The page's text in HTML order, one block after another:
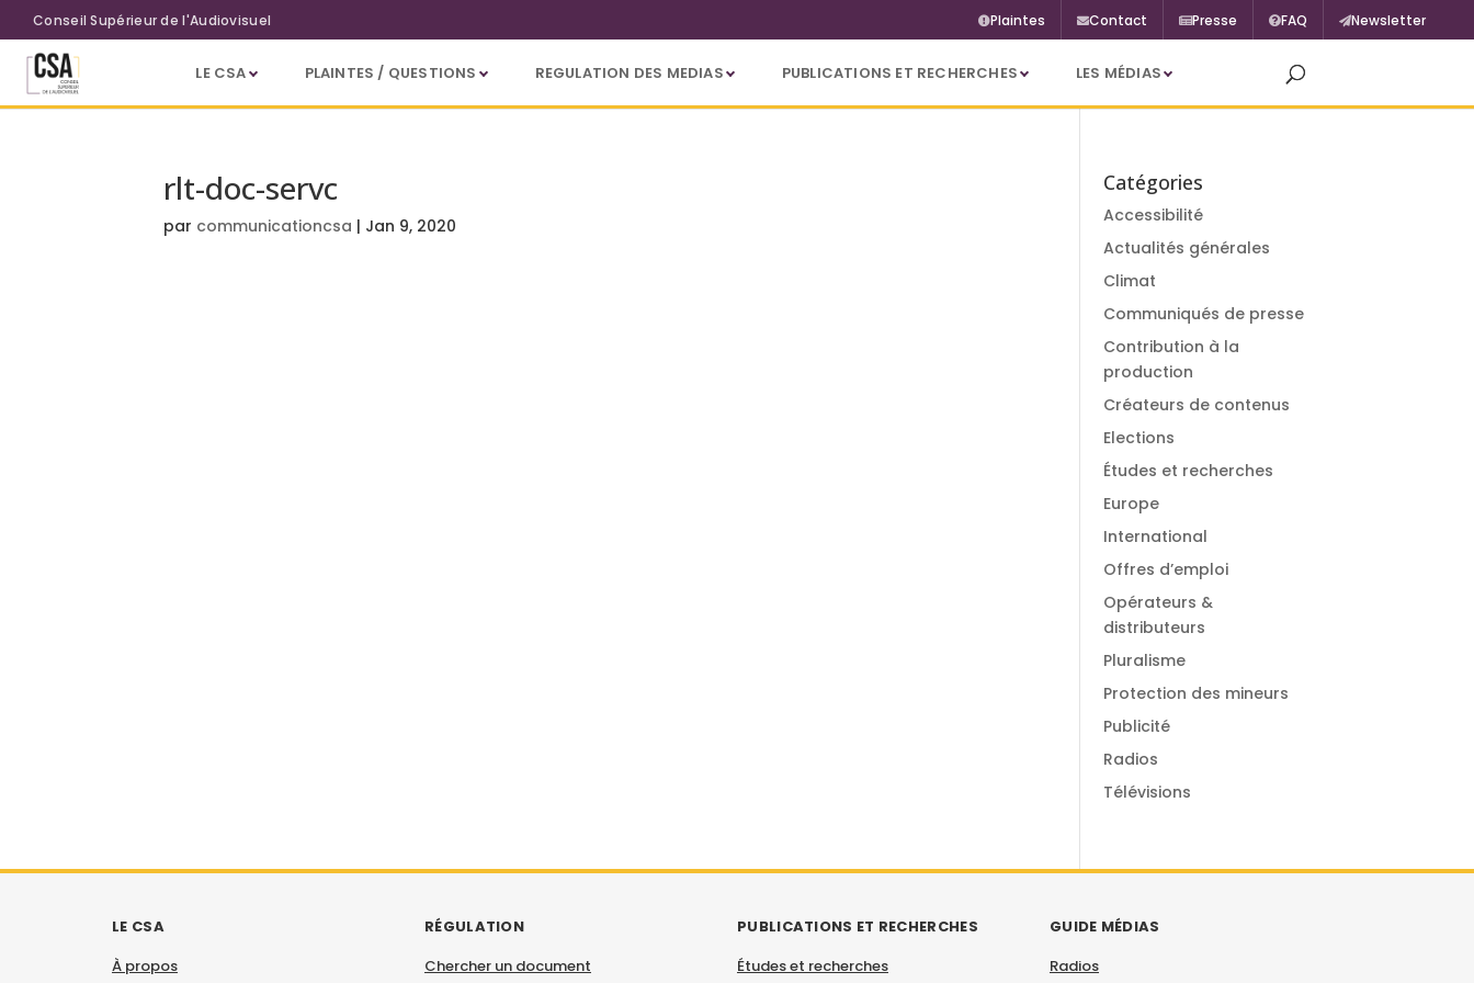
Aller au contenu principal
Conseil Supérieur de l'Audiovisuel Plaintes Contact Presse FAQ Newsletter
LE CSA PLAINTES / QUESTIONS REGULATION DES MEDIAS PUBLICATIONS ET RECHERCHES LES MÉDIAS
rlt-doc-servc
par communicationcsa | Jan 9, 2020
Catégories
Accessibilité
Actualités générales
Climat
Communiqués de presse
Contribution à la
production
Créateurs de contenus
Elections
Études et recherches
Europe
International
Offres d’emploi
Opérateurs &
distributeurs
Pluralisme
Protection des mineurs
Publicité
Radios
Télévisions
LE CSA
À propos
RÉGULATION
Chercher un document
PUBLICATIONS ET RECHERCHES
Études et recherches
GUIDE MÉDIAS
Radios